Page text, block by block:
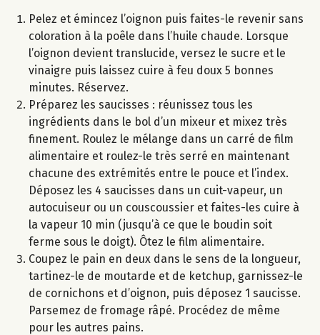
Pelez et émincez l’oignon puis faites-le revenir sans
coloration à la poêle dans l’huile chaude. Lorsque
l’oignon devient translucide, versez le sucre et le
vinaigre puis laissez cuire à feu doux 5 bonnes
minutes. Réservez.
Préparez les saucisses : réunissez tous les
ingrédients dans le bol d’un mixeur et mixez très
finement. Roulez le mélange dans un carré de film
alimentaire et roulez-le très serré en maintenant
chacune des extrémités entre le pouce et l’index.
Déposez les 4 saucisses dans un cuit-vapeur, un
autocuiseur ou un couscoussier et faites-les cuire à
la vapeur 10 min (jusqu’à ce que le boudin soit
ferme sous le doigt). Ôtez le film alimentaire.
Coupez le pain en deux dans le sens de la longueur,
tartinez-le de moutarde et de ketchup, garnissez-le
de cornichons et d’oignon, puis déposez 1 saucisse.
Parsemez de fromage râpé. Procédez de même
pour les autres pains.